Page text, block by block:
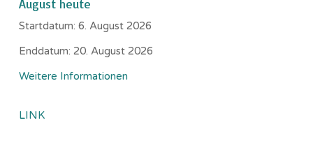
August heute
Startdatum: 6. August 2026
Enddatum: 20. August 2026
Weitere Informationen
LINK